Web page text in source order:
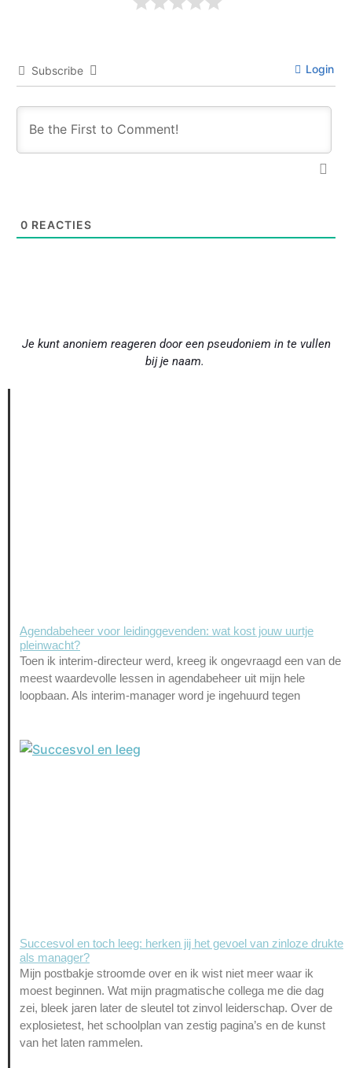
Subscribe Login
0 REACTIES
Je kunt anoniem reageren door een pseudoniem in te vullen
bij je naam.
Agendabeheer voor leidinggevenden: wat kost jouw uurtje
pleinwacht?
Toen ik interim-directeur werd, kreeg ik ongevraagd een van de
meest waardevolle lessen in agendabeheer uit mijn hele
loopbaan. Als interim-manager word je ingehuurd tegen
Succesvol en toch leeg: herken jij het gevoel van zinloze drukte
als manager?
Mijn postbakje stroomde over en ik wist niet meer waar ik
moest beginnen. Wat mijn pragmatische collega me die dag
zei, bleek jaren later de sleutel tot zinvol leiderschap. Over de
explosietest, het schoolplan van zestig pagina’s en de kunst
van het laten rammelen.